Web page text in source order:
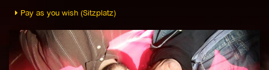
Pay as you wish (Sitzplatz)